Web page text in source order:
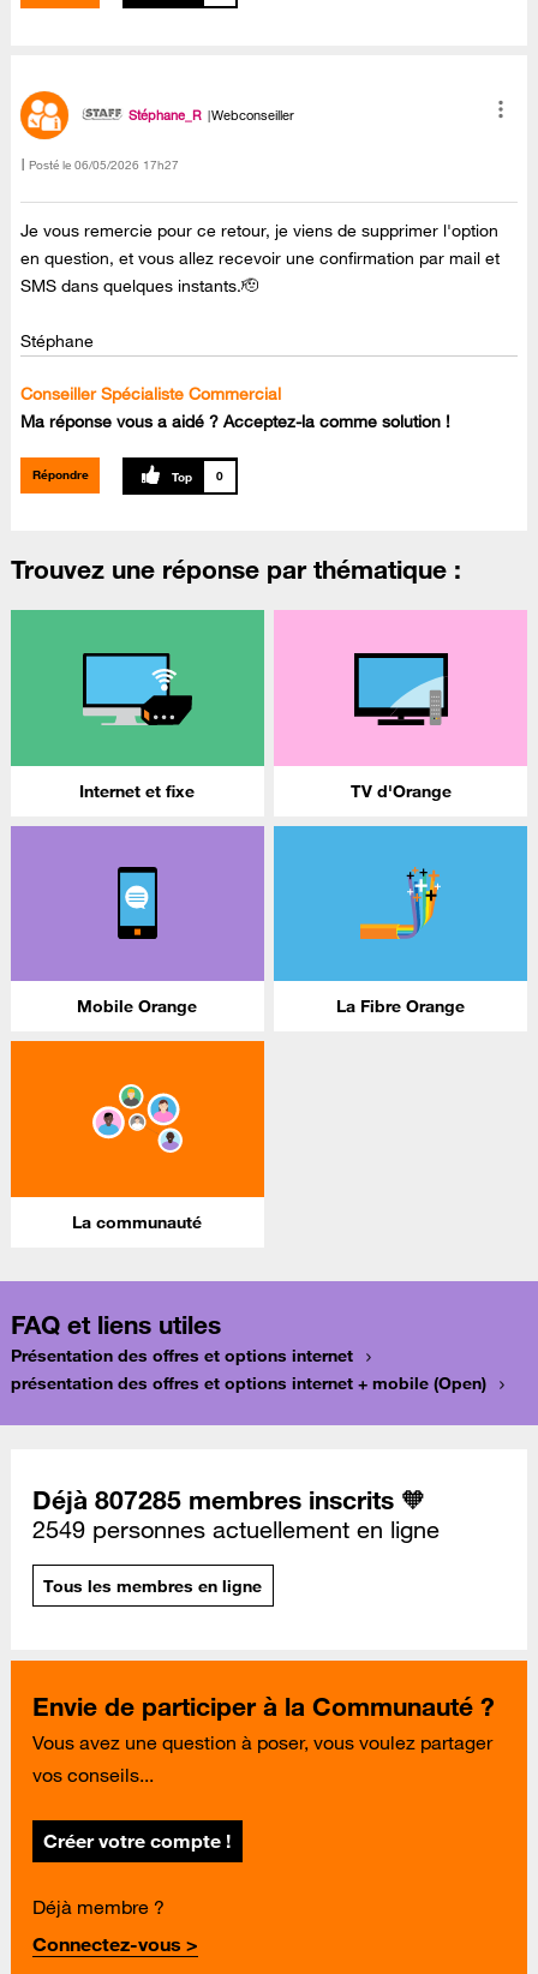
Stéphane_R Webconseiller
Posté le ‎06/05/2026 17h27
Je vous remercie pour ce retour, je viens de supprimer l'option
en question, et vous allez recevoir une confirmation par mail et
SMS dans quelques instants.🫡
Stéphane
Conseiller Spécialiste Commercial
Ma réponse vous a aidé ? Acceptez-la comme solution !
Répondre 0
Trouvez une réponse par thématique :
Internet et fixe TV d'Orange
Mobile Orange La Fibre Orange
La communauté
FAQ et liens utiles
Présentation des offres et options internet
présentation des offres et options internet + mobile (Open)
Déjà 807285 membres inscrits 🧡
2549 personnes actuellement en ligne
Tous les membres en ligne
Envie de participer à la Communauté ?
Vous avez une question à poser, vous voulez partager
vos conseils...
Créer votre compte !
Déjà membre ?
Connectez-vous >